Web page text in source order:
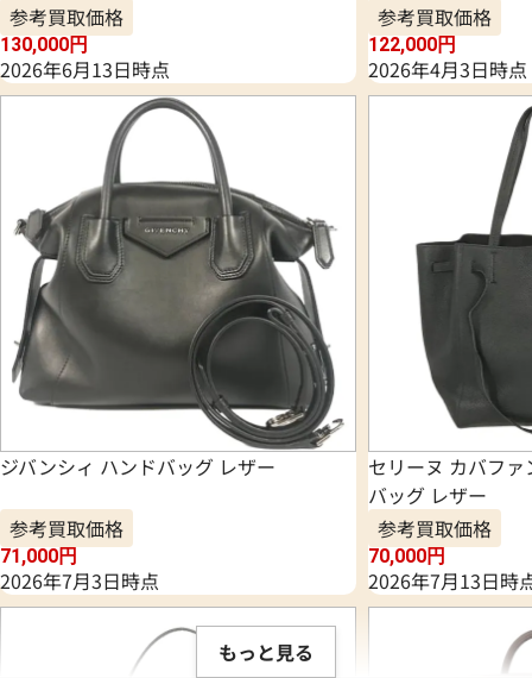
参考買取価格
130,000円
2026年6月13日時点
参考買取価格
122,000円
2026年4月3日時点
ジバンシィ ハンドバッグ レザー
参考買取価格
71,000円
2026年7月3日時点
セリーヌ カバフ
バッグ レザー
参考買取価格
70,000円
2026年7月13日時
もっと見る